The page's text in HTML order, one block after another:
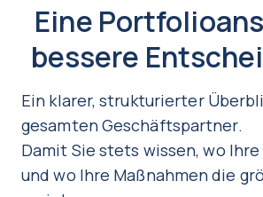
Eine
bessere
Ein klarer, strukturierter
gesamten Geschäftspartner.
Damit Sie stets wissen, wo
und wo Ihre Maßnahmen die